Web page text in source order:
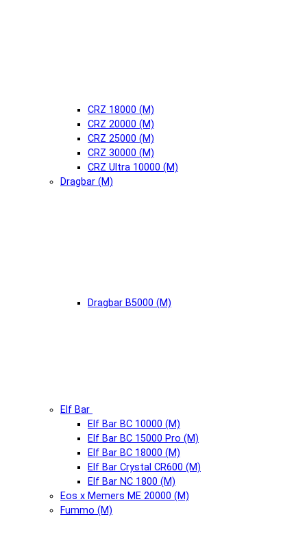
CRZ 18000 (М)
CRZ 20000 (М)
CRZ 25000 (М)
CRZ 30000 (М)
CRZ Ultra 10000 (М)
Dragbar (М)
Dragbar B5000 (М)
Elf Bar
Elf Bar BC 10000 (М)
Elf Bar BC 15000 Pro (М)
Elf Bar BC 18000 (М)
Elf Bar Crystal CR600 (М)
Elf Bar NC 1800 (М)
Eos x Memers ME 20000 (М)
Fummo (М)